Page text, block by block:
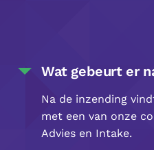
Wat gebeurt er
Na de inzending
met een van onze
Advies en Intake.